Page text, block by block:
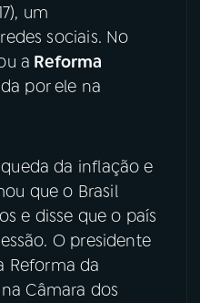
X
um
sociais. No
a Reforma
por ele na
da inflação e
que o Brasil
e disse que o país
O presidente
Reforma da
Câmara dos